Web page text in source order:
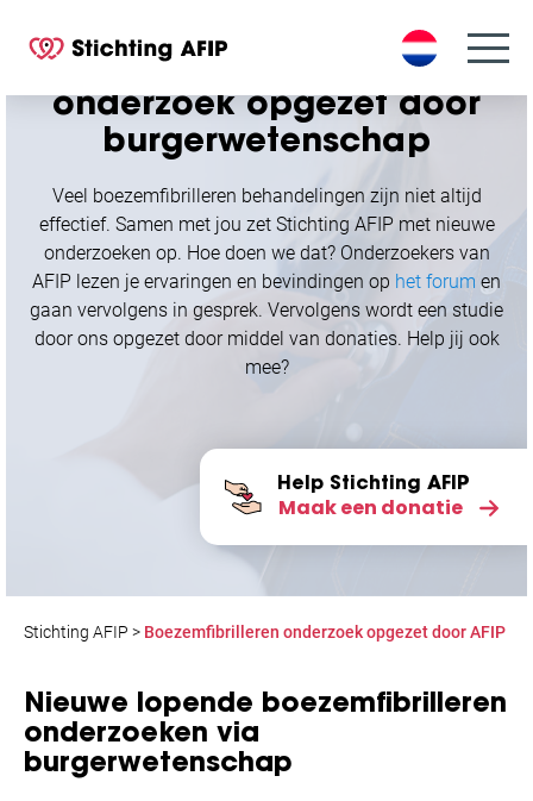
p
Boezemfibrilleren
onderzoek opgezet door
burgerwetenschap
Veel boezemfibrilleren behandelingen zijn niet altijd
effectief. Samen met jou zet Stichting AFIP met nieuwe
onderzoeken op. Hoe doen we dat? Onderzoekers van
AFIP lezen je ervaringen en bevindingen op het forum en
gaan vervolgens in gesprek. Vervolgens wordt een studie
door ons opgezet door middel van donaties. Help jij ook
mee?
Help Stichting AFIP
Maak een donatie
Stichting AFIP > Boezemfibrilleren onderzoek opgezet door AFIP
Nieuwe lopende boezemfibrilleren
onderzoeken via
burgerwetenschap